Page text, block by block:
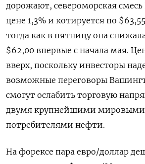
дорожают, североморская смесь
цене 1,3% и котируется по
тогда как в пятницу она
$62,00 впервые с начала мая.
вверх, поскольку инвесторы
возможные переговоры
смогут ослабить торговую
двумя крупнейшими
потребителями нефти.
На форексе пара евро/доллар